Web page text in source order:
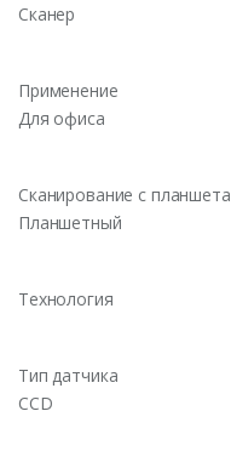
Сканер
Применение
Для офиса
Сканирование с планшета
Планшетный
Технология
Тип датчика
CCD